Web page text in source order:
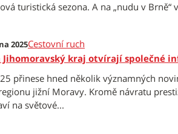
turistická sezona. A na „nudu v Brně“
2025Cestovní ruch
Jihomoravský kraj otvírají společné
přinese hned několik významných
jižní Moravy. Kromě návratu
na světové...